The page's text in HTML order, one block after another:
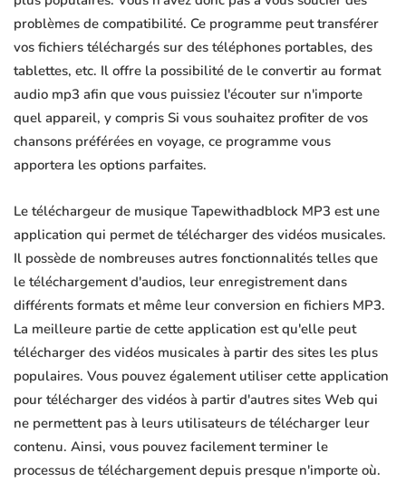
problèmes de compatibilité. Ce programme peut transférer
vos fichiers téléchargés sur des téléphones portables, des
tablettes, etc. Il offre la possibilité de le convertir au format
audio mp3 afin que vous puissiez l'écouter sur n'importe
quel appareil, y compris Si vous souhaitez profiter de vos
chansons préférées en voyage, ce programme vous
apportera les options parfaites.
Le téléchargeur de musique Tapewithadblock MP3 est une
application qui permet de télécharger des vidéos musicales.
Il possède de nombreuses autres fonctionnalités telles que
le téléchargement d'audios, leur enregistrement dans
différents formats et même leur conversion en fichiers MP3.
La meilleure partie de cette application est qu'elle peut
télécharger des vidéos musicales à partir des sites les plus
populaires. Vous pouvez également utiliser cette application
pour télécharger des vidéos à partir d'autres sites Web qui
ne permettent pas à leurs utilisateurs de télécharger leur
contenu. Ainsi, vous pouvez facilement terminer le
processus de téléchargement depuis presque n'importe où.